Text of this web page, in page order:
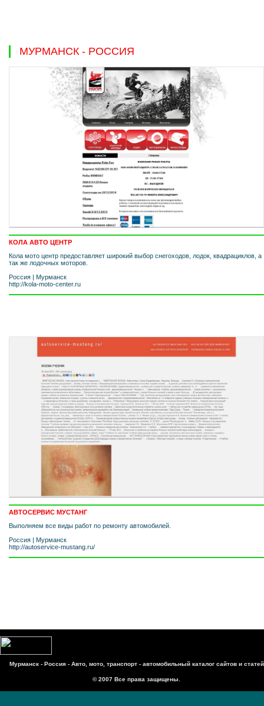
МУРМАНСК - РОССИЯ
КОЛА АВТО ЦЕНТР
Кола мото центр предоставляет широкий выбор снегоходов, лодок, квадрациклов, а
так же лодочных моторов.
Россия | Мурманск
http://kola-moto-center.ru
АВТОСЕРВИС МУСТАНГ
Выполняем все виды работ по ремонту автомобилей.
Россия | Мурманск
http://autoservice-mustang.ru/
Мурманск - Россия - Авто, мото, транспорт - автомобильный каталог сайтов и статей
© 2007 Все права защищены.